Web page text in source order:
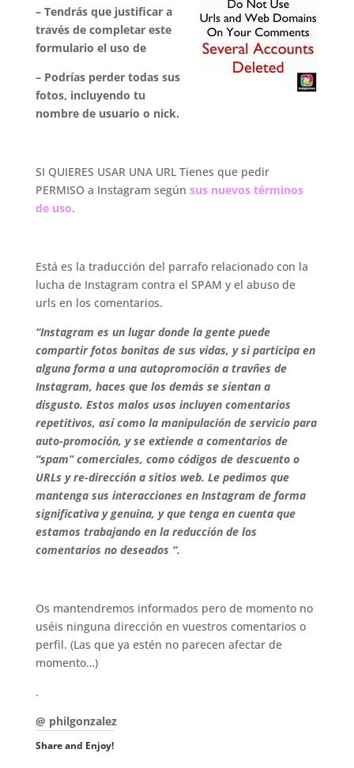
– Tendrás que justificar a
través de completar este
formulario el uso de
– Podrías perder todas sus
fotos, incluyendo tu
nombre de usuario o nick.
SI QUIERES USAR UNA URL Tienes que pedir
PERMISO a Instagram según sus nuevos términos
de uso.
Está es la traducción del parrafo relacionado con la
lucha de Instagram contra el SPAM y el abuso de
urls en los comentarios.
“Instagram es un lugar donde la gente puede
compartir fotos bonitas de sus vidas, y si participa en
alguna forma a una autopromoción a travñes de
Instagram, haces que los demás se sientan a
disgusto. Estos malos usos incluyen comentarios
repetitivos, así como la manipulación de servicio para
auto-promoción, y se extiende a comentarios de
“spam” comerciales, como códigos de descuento o
URLs y re-dirección a sitios web. Le pedimos que
mantenga sus interacciones en Instagram de forma
significativa y genuina, y que tenga en cuenta que
estamos trabajando en la reducción de los
comentarios no deseados “.
Os mantendremos informados pero de momento no
uséis ninguna dirección en vuestros comentarios o
perfil. (Las que ya estén no parecen afectar de
momento…)
.
@ philgonzalez
Share and Enjoy!